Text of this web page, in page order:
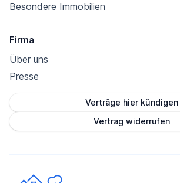
Besondere Immobilien
Firma
Über uns
Presse
Verträge hier kündigen
Vertrag widerrufen